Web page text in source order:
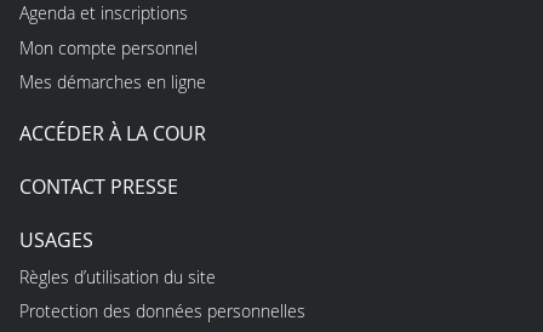
Agenda et inscriptions
Mon compte personnel
Mes démarches en ligne
ACCÉDER À LA COUR
CONTACT PRESSE
USAGES
Règles d’utilisation du site
Protection des données personnelles